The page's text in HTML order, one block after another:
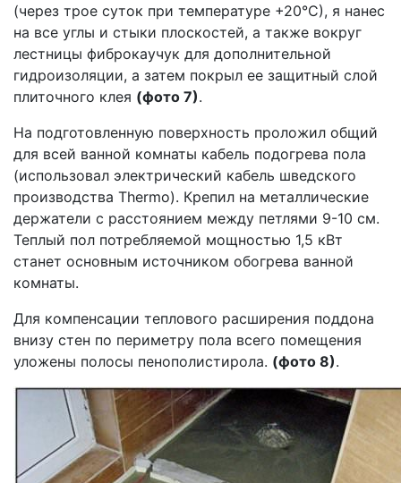
(через трое суток при температуре +20°С), я нанес
на все углы и стыки плоскостей, а также вокруг
лестницы фиброкаучук для дополнительной
гидроизоляции, а затем покрыл ее защитный слой
плиточного клея (фото 7).
На подготовленную поверхность проложил общий
для всей ванной комнаты кабель подогрева пола
(использовал электрический кабель шведского
производства Thermo). Крепил на металлические
держатели с расстоянием между петлями 9-10 см.
Теплый пол потребляемой мощностью 1,5 кВт
станет основным источником обогрева ванной
комнаты.
Для компенсации теплового расширения поддона
внизу стен по периметру пола всего помещения
уложены полосы пенополистирола. (фото 8).